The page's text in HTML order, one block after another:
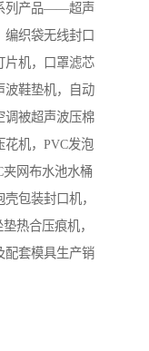
列产品——超声
织袋无线封口
片机，口罩滤芯
波鞋垫机，自动
调被超声波压棉
花机，PVC发泡
网布水池水桶
包装封口机，
热合压痕机，
配套模具生产销